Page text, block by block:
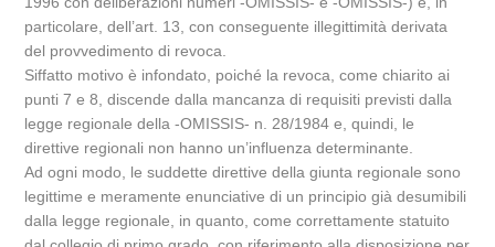
particolare, dell’art. 13, con conseguente illegittimità derivata
del provvedimento di revoca.
Siffatto motivo è infondato, poiché la revoca, come chiarito ai
punti 7 e 8, discende dalla mancanza di requisiti previsti dalla
legge regionale della -OMISSIS- n. 28/1984 e, quindi, le
direttive regionali non hanno un’influenza determinante.
Ad ogni modo, le suddette direttive della giunta regionale sono
legittime e meramente enunciative di un principio già desumibili
dalla legge regionale, in quanto, come correttamente statuito